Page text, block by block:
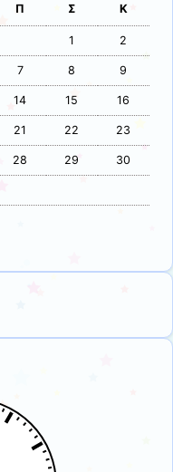
Π Σ Κ
1 2
7 8 9
14 15 16
21 22 23
28 29 30